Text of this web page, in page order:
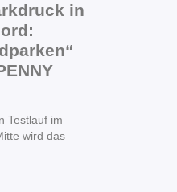
in
Testlauf im
wird das